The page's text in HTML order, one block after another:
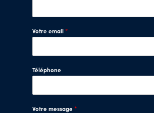
Votre email *
Téléphone
Votre message *